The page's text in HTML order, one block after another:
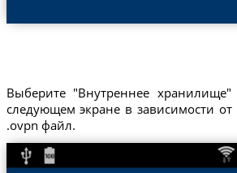
Выберите "Внутреннее
следующем экране в зависимости от
.ovpn файл.